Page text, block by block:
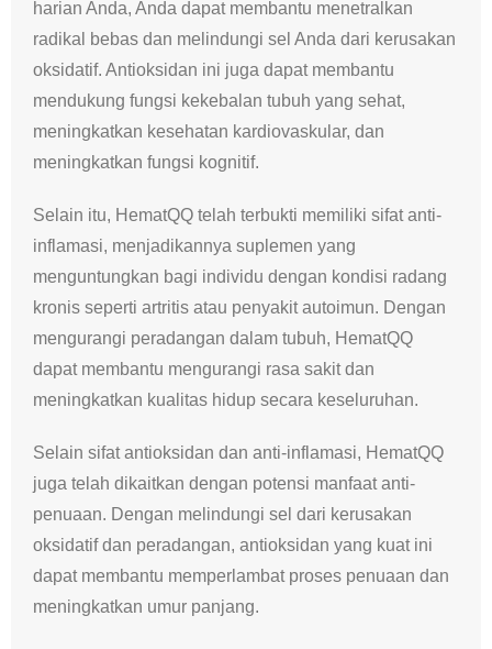
harian Anda, Anda dapat membantu menetralkan
radikal bebas dan melindungi sel Anda dari kerusakan
oksidatif. Antioksidan ini juga dapat membantu
mendukung fungsi kekebalan tubuh yang sehat,
meningkatkan kesehatan kardiovaskular, dan
meningkatkan fungsi kognitif.
Selain itu, HematQQ telah terbukti memiliki sifat anti-
inflamasi, menjadikannya suplemen yang
menguntungkan bagi individu dengan kondisi radang
kronis seperti artritis atau penyakit autoimun. Dengan
mengurangi peradangan dalam tubuh, HematQQ
dapat membantu mengurangi rasa sakit dan
meningkatkan kualitas hidup secara keseluruhan.
Selain sifat antioksidan dan anti-inflamasi, HematQQ
juga telah dikaitkan dengan potensi manfaat anti-
penuaan. Dengan melindungi sel dari kerusakan
oksidatif dan peradangan, antioksidan yang kuat ini
dapat membantu memperlambat proses penuaan dan
meningkatkan umur panjang.